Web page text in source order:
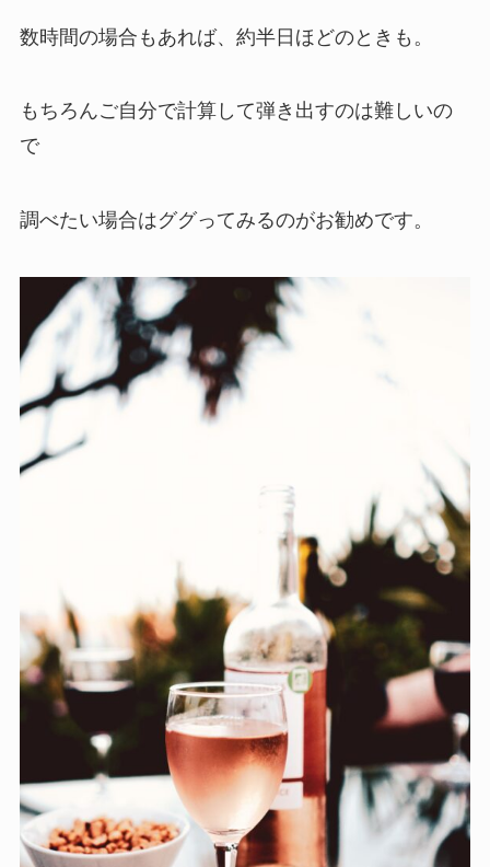
数時間の場合もあれば、約半日ほどのときも。
もちろんご自分で計算して弾き出すのは難しいの
で
調べたい場合はググってみるのがお勧めです。